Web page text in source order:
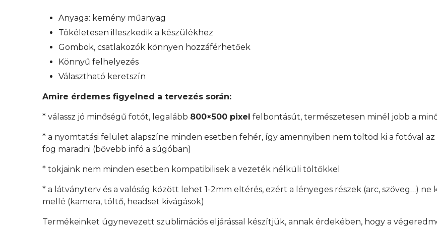
Anyaga: kemény műanyag
Tökéletesen illeszkedik a készülékhez
Gombok, csatlakozók könnyen hozzáférhetőek
Könnyű felhelyezés
Választható keretszín
Amire érdemes figyelned a tervezés során:
* válassz jó minőségű fotót, legalább 800×500 pixel felbontásút, természetesen minél jobb a
* a nyomtatási felület alapszíne minden esetben fehér, így amennyiben nem töltöd ki a fotóval
fog maradni (bővebb infó a súgóban)
* tokjaink nem minden esetben kompatibilisek a vezeték nélküli töltőkkel
* a látványterv és a valóság között lehet 1-2mm eltérés, ezért a lényeges részek (arc, szöveg…)
mellé (kamera, töltő, headset kivágások)
Termékeinket úgynevezett szublimációs eljárással készítjük, annak érdekében, hogy a